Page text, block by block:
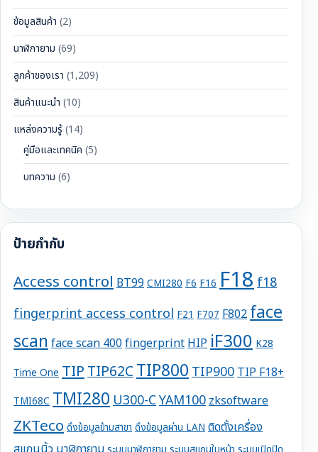
ข้อมูลสินค้า (2)
นาฬิกายาม (69)
ลูกค้าของเรา (1,209)
สินค้าแนะนำ (10)
แหล่งความรู้(14)
คู่มือและเทคนิค (5)
บทความ (6)
ป้ายกำกับ
Access control BT99 CMI280 F6 F16 F18f18
fingerprint access control F21 F707 F802face
scanface scan 400fingerprintHIPiF300 K28
Time One TIPTIP62CTIP800TIP900TIP F18+
TMI68C TMI280U300-CYAM100zksoftware
ZKTeco ดึงข้อมูลข้ามสาขา ดึงข้อมูลผ่าน LAN ติดตั้งเครื่อง